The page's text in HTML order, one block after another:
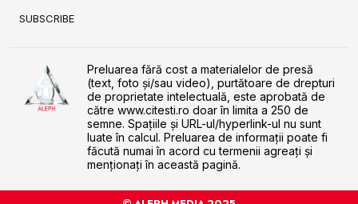
SUBSCRIBE
Preluarea fără cost a materialelor de presă
(text, foto și/sau video), purtătoare de drepturi
de proprietate intelectuală, este aprobată de
către www.citesti.ro doar în limita a 250 de
semne. Spaţiile şi URL-ul/hyperlink-ul nu sunt
luate în calcul. Preluarea de informaţii poate fi
făcută numai în acord cu termenii agreaţi şi
menţionaţi în această pagină.